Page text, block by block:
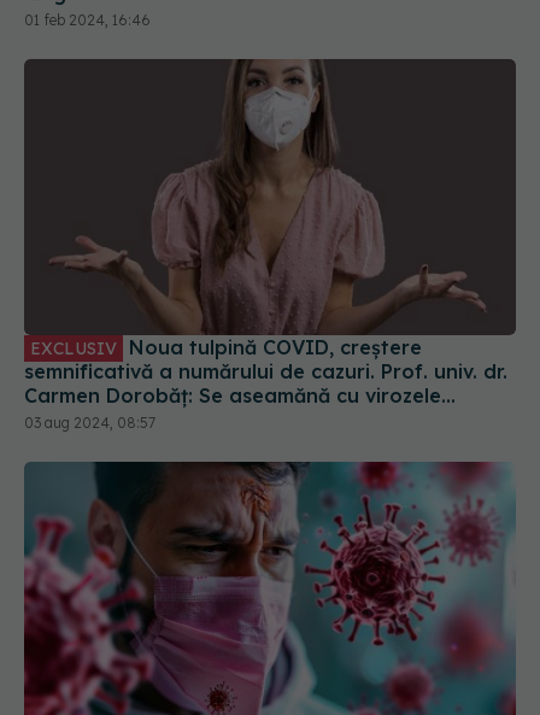
EXCLUSIV Noua tulpină COVID, creștere
semnificativă a numărului de cazuri. Prof. univ. dr.
Carmen Dorobăț: Se aseamănă cu virozele
respiratorii. Nu necesită tratament simptomatic
EXCLUSIV COVID, infecție bianuală. Dr. Simin
Aysel Florescu: Vom avea de două ori pe an. În
sezonul rece, concomitent cu gripa